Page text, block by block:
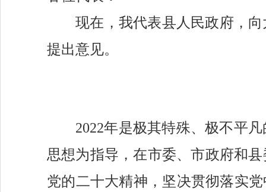
现在，我代表县人民政府，
提出意见。
2022年是极其特殊、极不平
思想为指导，在市委、市政府和
党的二十大精神，坚决贯彻落实